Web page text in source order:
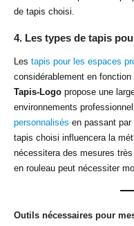
de tapis choisi.
4. Les types de tapis
Les tapis pour les espaces
considérablement en fonction
Tapis-Logo propose une
environnements
personnalisés en passant
tapis choisi influencera la
nécessitera des mesures
en rouleau peut nécessiter
Outils nécessaires pour